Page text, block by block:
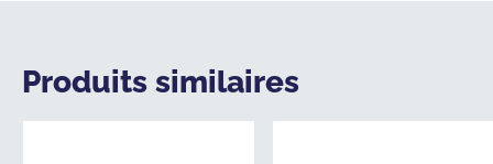
Produits similaires